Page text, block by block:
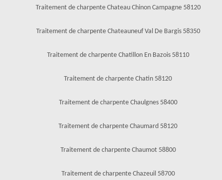
Traitement de charpente Chateau Chinon Campagne 58120
Traitement de charpente Chateauneuf Val De Bargis 58350
Traitement de charpente Chatillon En Bazois 58110
Traitement de charpente Chatin 58120
Traitement de charpente Chaulgnes 58400
Traitement de charpente Chaumard 58120
Traitement de charpente Chaumot 58800
Traitement de charpente Chazeuil 58700